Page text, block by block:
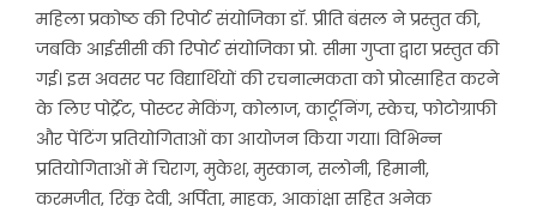
महिला प्रकोष्ठ की रिपोर्ट संयोजिका डॉ. प्रीति बंसल ने प्रस्तुत की,
जबकि आईसीसी की रिपोर्ट संयोजिका प्रो. सीमा गुप्ता द्वारा प्रस्तुत की
गई। इस अवसर पर विद्यार्थियों की रचनात्मकता को प्रोत्साहित करने
के लिए पोर्ट्रेट, पोस्टर मेकिंग, कोलाज, कार्टूनिंग, स्केच, फोटोग्राफी
और पेंटिंग प्रतियोगिताओं का आयोजन किया गया। विभिन्न
प्रतियोगिताओं में चिराग, मुकेश, मुस्कान, सलोनी, हिमानी,
करमजीत, रिंकू देवी, अर्पिता, माहक, आकांक्षा सहित अनेक